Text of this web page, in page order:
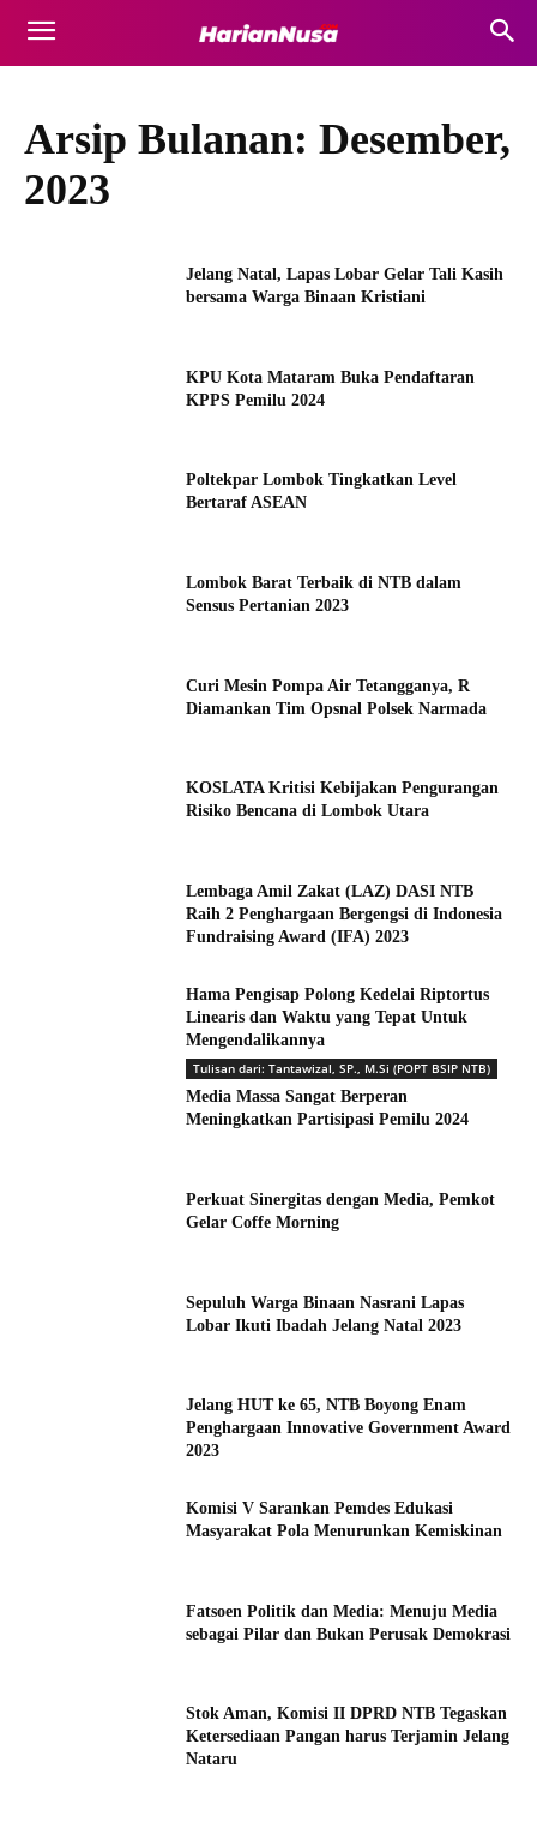
Arsip Bulanan: Desember,
2023
Jelang Natal, Lapas Lobar Gelar Tali Kasih
bersama Warga Binaan Kristiani
KPU Kota Mataram Buka Pendaftaran
KPPS Pemilu 2024
Poltekpar Lombok Tingkatkan Level
Bertaraf ASEAN
Lombok Barat Terbaik di NTB dalam
Sensus Pertanian 2023
Curi Mesin Pompa Air Tetangganya, R
Diamankan Tim Opsnal Polsek Narmada
KOSLATA Kritisi Kebijakan Pengurangan
Risiko Bencana di Lombok Utara
Lembaga Amil Zakat (LAZ) DASI NTB
Raih 2 Penghargaan Bergengsi di Indonesia
Fundraising Award (IFA) 2023
Hama Pengisap Polong Kedelai Riptortus
Linearis dan Waktu yang Tepat Untuk
Mengendalikannya
Tulisan dari: Tantawizal, SP., M.Si (POPT BSIP NTB)
Media Massa Sangat Berperan
Meningkatkan Partisipasi Pemilu 2024
Perkuat Sinergitas dengan Media, Pemkot
Gelar Coffe Morning
Sepuluh Warga Binaan Nasrani Lapas
Lobar Ikuti Ibadah Jelang Natal 2023
Jelang HUT ke 65, NTB Boyong Enam
Penghargaan Innovative Government Award
2023
Komisi V Sarankan Pemdes Edukasi
Masyarakat Pola Menurunkan Kemiskinan
Fatsoen Politik dan Media: Menuju Media
sebagai Pilar dan Bukan Perusak Demokrasi
Stok Aman, Komisi II DPRD NTB Tegaskan
Ketersediaan Pangan harus Terjamin Jelang
Nataru